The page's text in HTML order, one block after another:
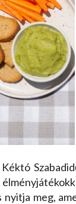
meg,